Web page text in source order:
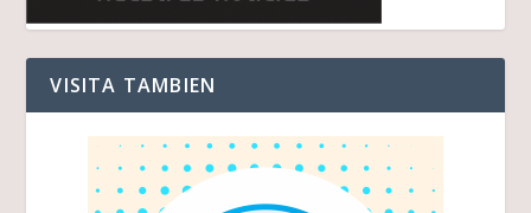
VISITA TAMBIEN